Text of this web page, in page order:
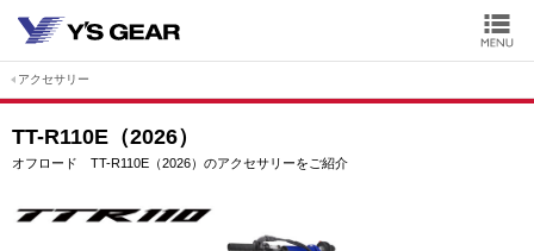
アクセサリー
TT-R110E（2026）
オフロード TT-R110E（2026）のアクセサリーをご紹介